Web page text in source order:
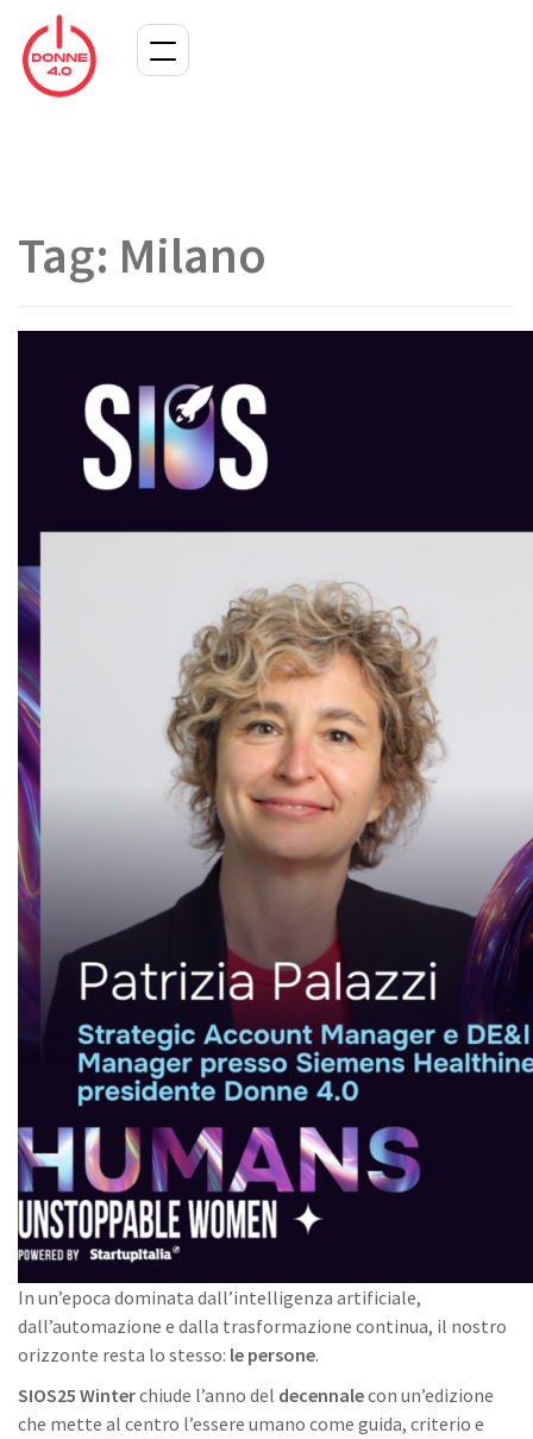
Tag: Milano
In un’epoca dominata dall’intelligenza artificiale,
dall’automazione e dalla trasformazione continua, il nostro
orizzonte resta lo stesso: le persone.
SIOS25 Winterchiude l’anno del decennalecon un’edizione
che mette al centro l’essere umano come guida, criterio e